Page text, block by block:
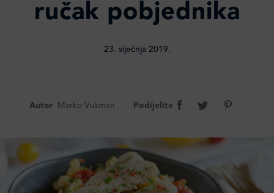
ručak pobjednika
23. siječnja 2019.
Autor Marko Vukman Podijelite